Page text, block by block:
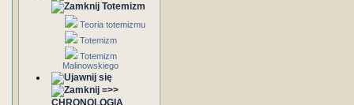
Totemizm
Teoria totemizmu
Totemizm
Totemizm
Malinowskiego
=>>
CHRONOLOGIA